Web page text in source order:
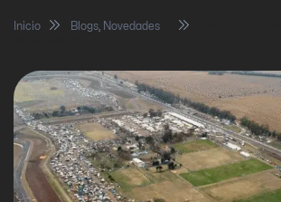
Inicio Blogs, Novedades